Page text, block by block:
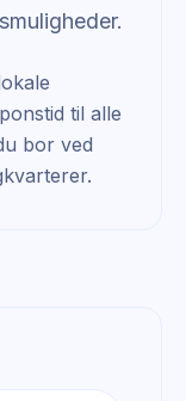
til alle
bor ved